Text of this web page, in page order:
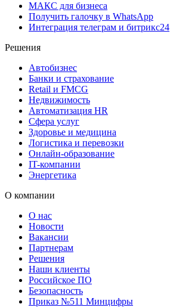
MAКС для бизнеса
Получить галочку в WhatsApp
Интеграция телеграм и битрикс24
Решения
Автобизнес
Банки и страхование
Retail и FMCG
Недвижимость
Автоматизация HR
Сфера услуг
Здоровье и медицина
Логистика и перевозки
Онлайн-образование
IT-компании
Энергетика
О компании
О нас
Новости
Вакансии
Партнерам
Решения
Наши клиенты
Российское ПО
Безопасность
Приказ №511 Минцифры